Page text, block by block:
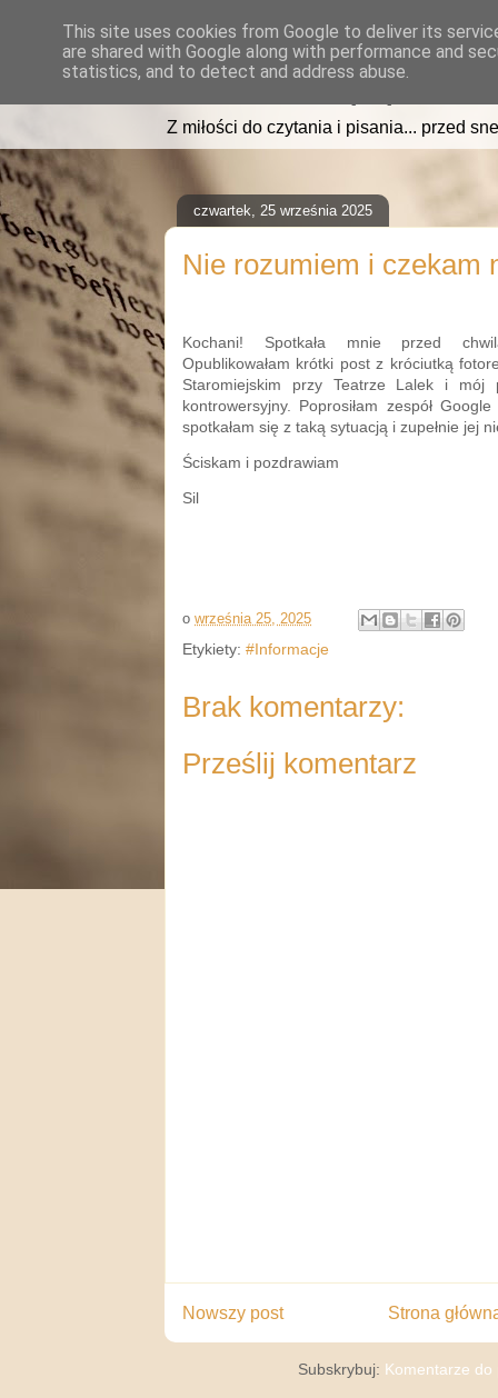
read2sleep.pl
Z miłości do czytania i pisania... przed
czwartek, 25 września 2025
Nie rozumiem i czekam
Kochani! Spotkała mnie przed
Opublikowałam krótki post z króciutką
Staromiejskim przy Teatrze Lalek i mój
kontrowersyjny. Poprosiłam zespół
spotkałam się z taką sytuacją i zupełnie jej
Ściskam i pozdrawiam
Sil
o września 25, 2025
Etykiety: #Informacje
Brak komentarzy:
Prześlij komentarz
Nowszy post Strona
Subskrybuj: Komentarze
This site uses cookies from Google to deliver its
are shared with Google along with performance and
statistics, and to detect and address abuse.